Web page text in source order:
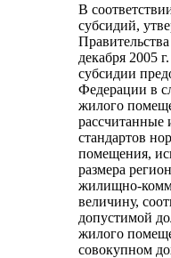
В
субсидий,
декабря 2005
субсидии
Федерации в
жилого
рассчитанные
стандартов
помещения,
размера
жилищно-
величину,
допустимой
жилого
совокупном